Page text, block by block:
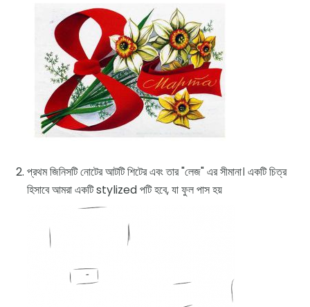
প্রথম জিনিসটি নোটের আটটি শিটের এবং তার "লেজ" এর সীমানা। একটি চিত্র
হিসাবে আমরা একটি stylized পটি হবে, যা ফুল পাস হয়